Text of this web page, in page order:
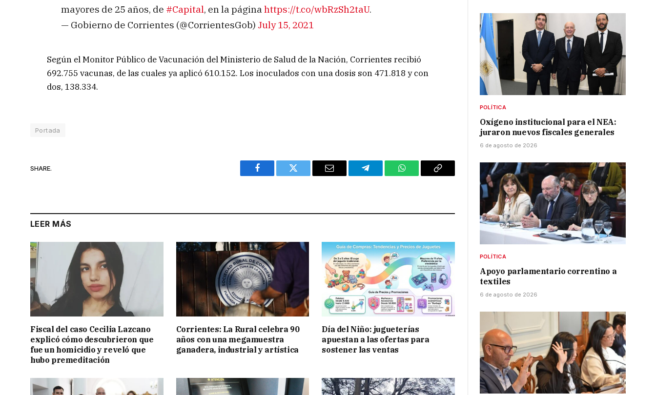
mayores de 25 años, de #Capital, en la página https://t.co/wbRzSh2taU.
— Gobierno de Corrientes (@CorrientesGob) July 15, 2021
Según el Monitor Público de Vacunación del Ministerio de Salud de la Nación, Corrientes recibió
692.755 vacunas, de las cuales ya aplicó 610.152. Los inoculados con una dosis son 471.818 y con
dos, 138.334.
Portada
SHARE.
Facebook Twitter Email Telegram WhatsAppCopy
LEER MÁS
Fiscal del caso Cecilia Lazcano
explicó cómo descubrieron que
fue un homicidio y reveló que
hubo premeditación
Corrientes: La Rural celebra 90
años con una megamuestra
ganadera, industrial y artística
Día del Niño: jugueterías
apuestan a las ofertas para
sostener las ventas
POLÍTICA
Oxígeno institucional para el NEA:
juraron nuevos fiscales generales
6 de agosto de 2026
POLÍTICA
Apoyo parlamentario correntino a
textiles
6 de agosto de 2026